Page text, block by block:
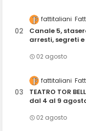
fattitaliani
Canale 5,
arresti, segreti
02 agosto
fattitaliani
TEATRO TOR
dal 4 al 9
02 agosto